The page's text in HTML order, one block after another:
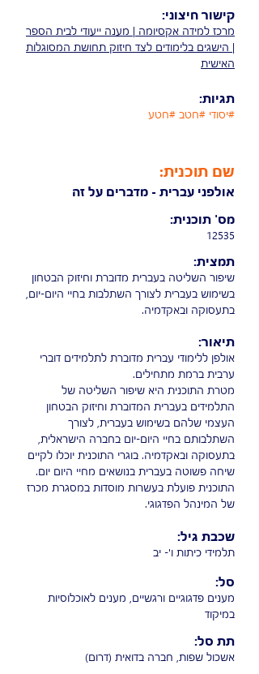
מס' תוכנית:
אולפני עברית - מדברים על זה
שם תוכנית:
12535
שיפור השליטה בעברית מדוברת וחיזוק הבטחון
בשימוש בעברית לצורך השתלבות בחיי היום-יום,
בתעסוקה ובאקדמיה.
תמצית:
תיאור:
אולפן ללימודי עברית מדוברת לתלמידים דוברי
ערבית ברמת מתחילים.
מטרת התוכנית היא שיפור השליטה של
התלמידים בעברית המדוברת וחיזוק הבטחון
העצמי שלהם בשימוש בעברית, לצורך
השתלבותם בחיי היום-יום בחברה הישראלית,
בתעסוקה ובאקדמיה. בוגרי התוכנית יוכלו לקיים
שיחה פשוטה בעברית בנושאים מחיי היום יום.
התוכנית פועלת בעשרות מוסדות במסגרת מכרז
של המינהל הפדגוגי.
תלמידי כיתות ו'- יב
שכבת גיל:
מענים פדגוגיים ורגשיים , מענים לאוכלוסיות
במיקוד
סל:
אשכול שפות, חברה בדואית (דרום)
תת סל:
מרכז למידה אקסיומה | מענה ייעודי לבית הספר
| הישגים בלימודים לצד חיזוק תחושת המסוגלות
האישית
#יסודי #חטב #חטע
קישור חיצוני:
תגיות: